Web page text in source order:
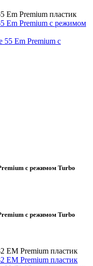
Em Premium пластик
Em Premium с режимом
с режимом Turbo
с режимом Turbo
EM Premium пластик
EM Premium пластик